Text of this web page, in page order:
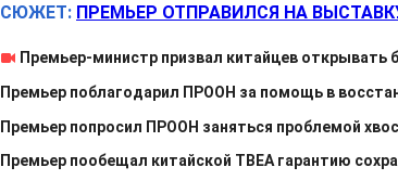
СЮЖЕТ: ПРЕМЬЕР ОТПРАВИЛСЯ НА
Премьер-министр призвал китайцев открывать
Премьер поблагодарил ПРООН за помощь в
Премьер попросил ПРООН заняться проблемой
Премьер пообещал китайской ТВЕА гарантию